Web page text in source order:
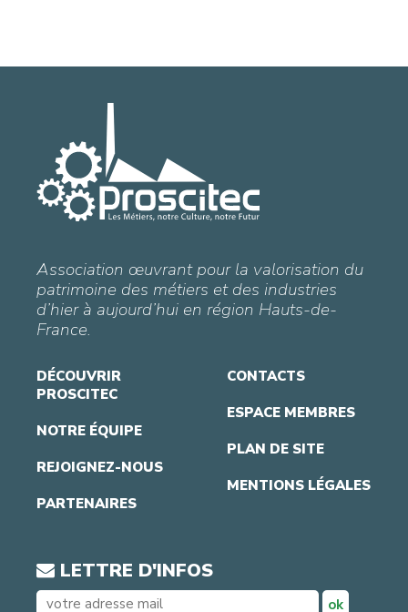
Association œuvrant pour la valorisation du
patrimoine des métiers et des industries
d’hier à aujourd’hui en région Hauts-de-
France.
DÉCOUVRIR
PROSCITEC
NOTRE ÉQUIPE
REJOIGNEZ-NOUS
PARTENAIRES
CONTACTS
ESPACE MEMBRES
PLAN DE SITE
MENTIONS LÉGALES
LETTRE D'INFOS